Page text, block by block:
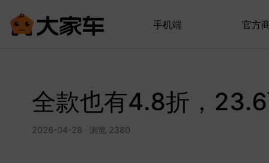
手机端 官方
全款也有4.8折，
2026-04-28 · 浏览 2380